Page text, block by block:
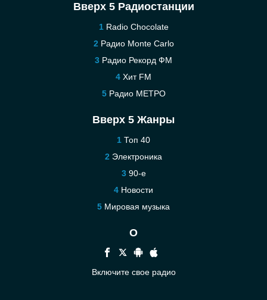
Вверх 5 Радиостанции
Radio Chocolate
Радио Monte Carlo
Радио Рекорд ФМ
Хит FM
Радио МЕТРО
Вверх 5 Жанры
Топ 40
Электроника
90-е
Новости
Мировая музыка
О
Включите свое радио